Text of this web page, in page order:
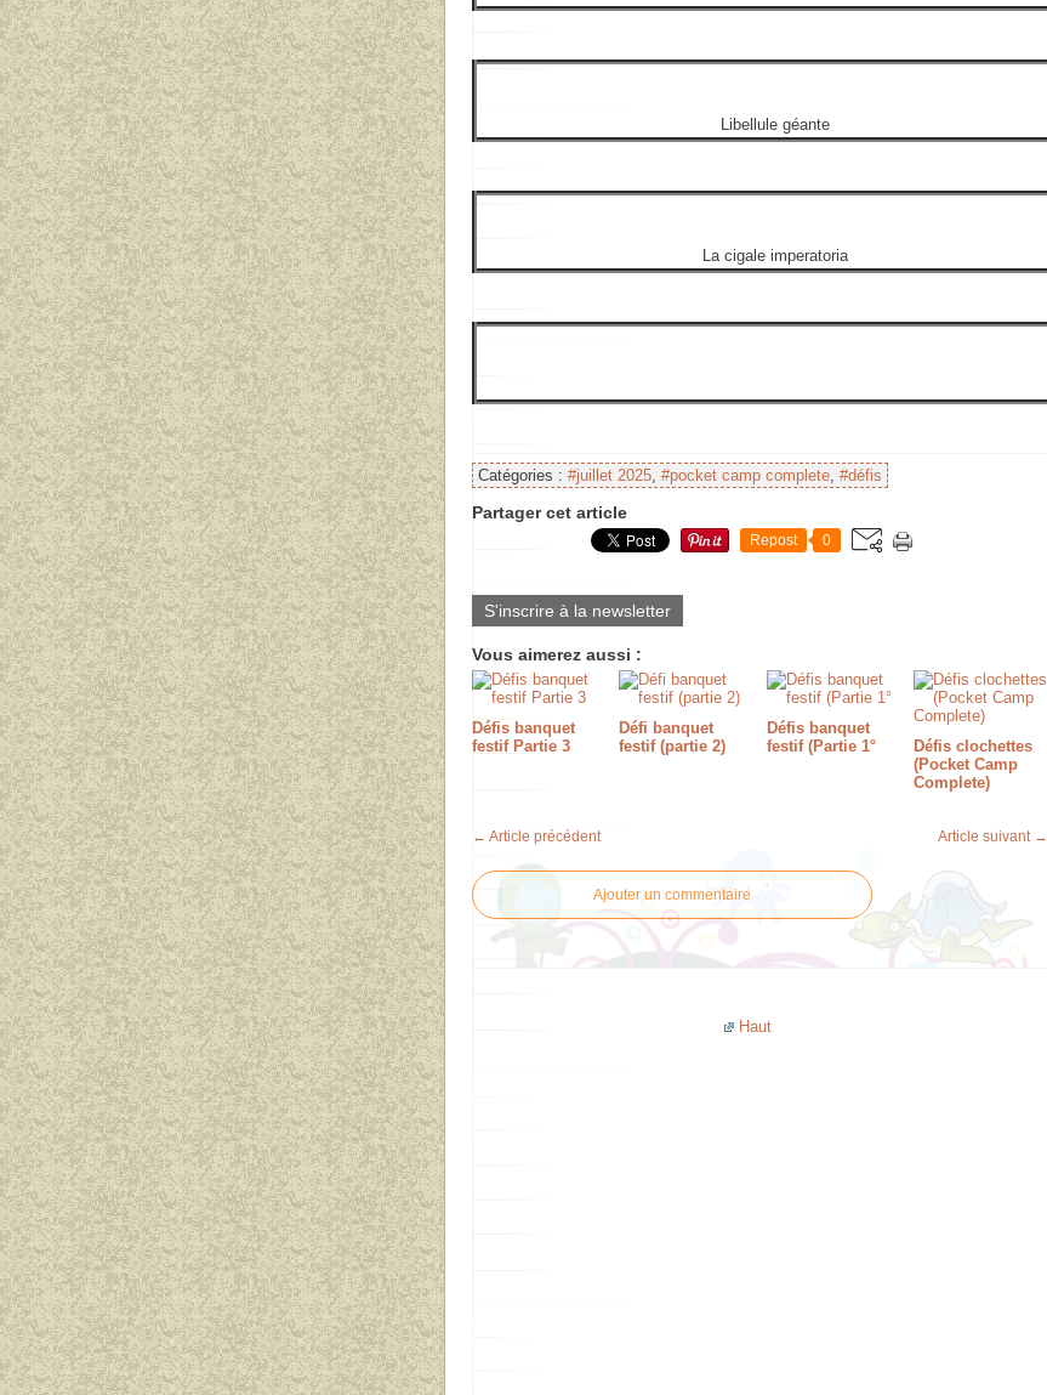
Libellule géante
La cigale imperatoria
Catégories : #juillet 2025, #pocket camp complete, #défis
Partager cet article
Repost 0
S'inscrire à la newsletter
Vous aimerez aussi :
Défis banquet
festif Partie 3
Défi banquet
festif (partie 2)
Défis banquet
festif (Partie 1°
Défis clochettes
(Pocket Camp
Complete)
← Article précédent Article suivant →
Ajouter un commentaire
Haut